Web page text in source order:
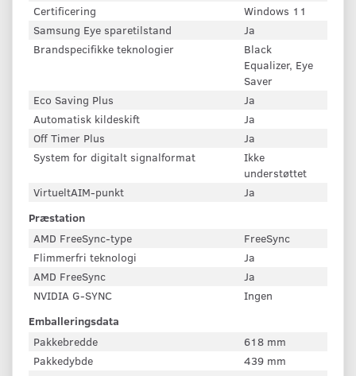
Certificering
Windows 11
Samsung Eye sparetilstand
Ja
Brandspecifikke teknologier
Black
Equalizer, Eye
Saver
Eco Saving Plus
Ja
Automatisk kildeskift
Ja
Off Timer Plus
Ja
System for digitalt signalformat
Ikke
understøttet
VirtueltAIM-punkt
Ja
Præstation
AMD FreeSync-type
FreeSync
Flimmerfri teknologi
Ja
AMD FreeSync
Ja
NVIDIA G-SYNC
Ingen
Emballeringsdata
Pakkebredde
618 mm
Pakkedybde
439 mm